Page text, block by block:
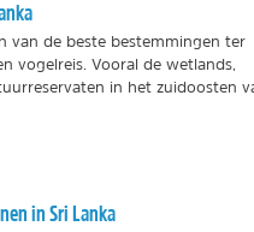
van de beste bestemmingen ter
vogelreis. Vooral de wetlands,
in het zuidoosten
in Sri Lanka